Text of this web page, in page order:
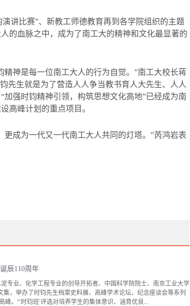
讲比赛”、新教工师德教育再到各学院组织的主题
的血脉之中，成为了南工大的精神和文化最显著的
神是每一位南工大人的行为自觉。”南工大校长蒋
先生就是为了营造人人争当教书育人大先生、人人
强时钧精神引领，构筑思想文化高地”已经成为南
高峰计划的重点项目。
成为一代又一代南工大人共同的灯塔。”芮鸿岩表
辰110周年
专业、化学工程专业的创导开拓者、中国科学院院士、南京工业大学
，举办了时钧先生档案史料展、高峰学术论坛、纪念座谈会等系列
。“‘时钧班’评选对培养学生的集体意识、涵育优良...